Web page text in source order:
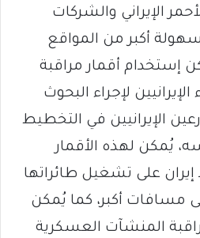
الإيراني والشركات
بسهولة أكبر من المواقع
إستخدام أقمار مراقبة
لإجراء البحوث
الإيرانيين في التخطيط
يُمكن لهذه الأقمار
على تشغيل طائراتها
مسافات أكبر، كما يُمكن
المنشآت العسكرية